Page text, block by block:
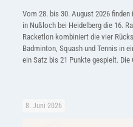
Vom 28. bis 30. August 2026
in Nußloch bei Heidelberg die 16.
Racketlon kombiniert die vier
Badminton, Squash und Tennis in
ein Satz bis 21 Punkte gespielt.
8. Juni 2026